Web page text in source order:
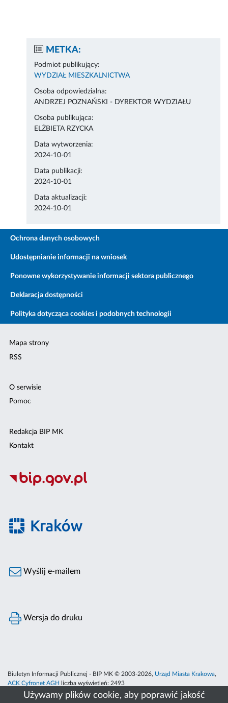
Używamy plików cookie, aby poprawić jakość
METKA:
Podmiot publikujący:
WYDZIAŁ MIESZKALNICTWA
Osoba odpowiedzialna:
ANDRZEJ POZNAŃSKI - DYREKTOR WYDZIAŁU
Osoba publikująca:
ELŻBIETA RZYCKA
Data wytworzenia:
2024-10-01
Data publikacji:
2024-10-01
Data aktualizacji:
2024-10-01
Ochrona danych osobowych
Udostępnianie informacji na wniosek
Ponowne wykorzystywanie informacji sektora publicznego
Deklaracja dostępności
Polityka dotycząca cookies i podobnych technologii
Mapa strony
RSS
O serwisie
Pomoc
Redakcja BIP MK
Kontakt
Wyślij e-mailem
Wersja do druku
Biuletyn Informacji Publicznej - BIP MK © 2003-2026, Urząd Miasta Krakowa,
ACK Cyfronet AGH
liczba wyświetleń: 2493